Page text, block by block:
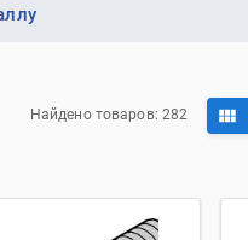
Найдено товаров: 282